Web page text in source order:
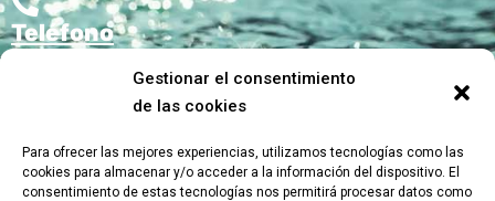
Gestionar el consentimiento
de las cookies
Para ofrecer las mejores experiencias, utilizamos tecnologías como las
cookies para almacenar y/o acceder a la información del dispositivo. El
consentimiento de estas tecnologías nos permitirá procesar datos como
Teléfono
Email
info@biopulcher.com